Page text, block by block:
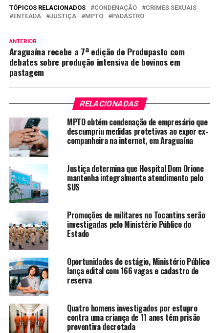
TÓPICOS RELACIONADOS CONDENAÇÃO
CRIMES SEXUAIS
ENTEADA
JUSTIÇA MPTO PADASTRO
ANTERIOR
Araguaína recebe a 7ª edição do Produpasto com
debates sobre produção intensiva de bovinos em
pastagem
RELACIONADAS
MPTO obtém condenação de empresário que
descumpriu medidas protetivas ao expor ex-
companheira na internet, em Araguaína
Justiça determina que Hospital Dom Orione
mantenha integralmente atendimento pelo
SUS
Promoções de militares no Tocantins serão
investigadas pelo Ministério Público do
Estado
Oportunidades de estágio, Ministério Público
lança edital com 166 vagas e cadastro de
reserva
Quatro homens investigados por estupro
contra uma criança de 11 anos têm prisão
preventiva decretada